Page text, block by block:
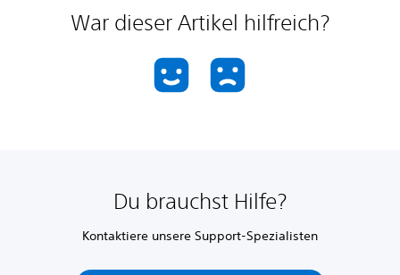
War dieser Artikel hilfreich?
Du brauchst Hilfe?
Kontaktiere unsere Support-Spezialisten